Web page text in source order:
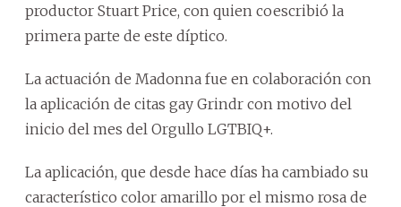
productor Stuart Price, con quien coescribió la
primera parte de este díptico.
La actuación de Madonna fue en colaboración con
la aplicación de citas gay Grindr con motivo del
inicio del mes del Orgullo LGTBIQ+.
La aplicación, que desde hace días ha cambiado su
característico color amarillo por el mismo rosa de